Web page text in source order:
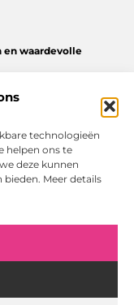
technologieën
helpen ons te
deze kunnen
Meer details
en waardevolle
inzichten,